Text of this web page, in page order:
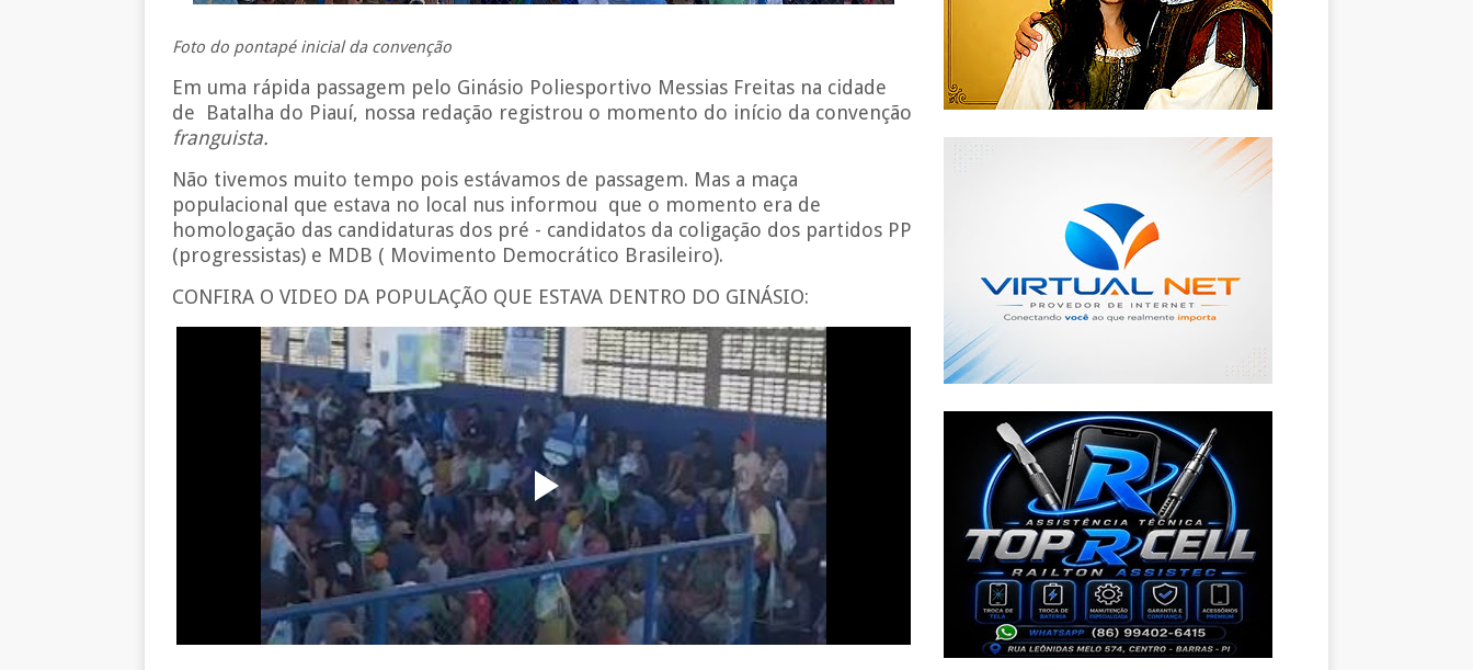
Foto do pontapé inicial da convenção
Em uma rápida passagem pelo Ginásio Poliesportivo Messias Freitas na cidade
de Batalha do Piauí, nossa redação registrou o momento do início da convenção
franguista.
Não tivemos muito tempo pois estávamos de passagem. Mas a maça
populacional que estava no local nus informou que o momento era de
homologação das candidaturas dos pré - candidatos da coligação dos partidos PP
(progressistas) e MDB ( Movimento Democrático Brasileiro).
CONFIRA O VIDEO DA POPULAÇÃO QUE ESTAVA DENTRO DO GINÁSIO: